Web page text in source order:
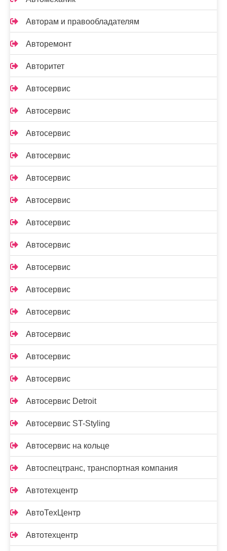
Авторам и правообладателям
Авторемонт
Авторитет
Автосервис
Автосервис
Автосервис
Автосервис
Автосервис
Автосервис
Автосервис
Автосервис
Автосервис
Автосервис
Автосервис
Автосервис
Автосервис
Автосервис
Автосервис Detroit
Автосервис ST-Styling
Автосервис на кольце
Автоспецтранс, транспортная компания
Автотехцентр
АвтоТехЦентр
Автотехцентр